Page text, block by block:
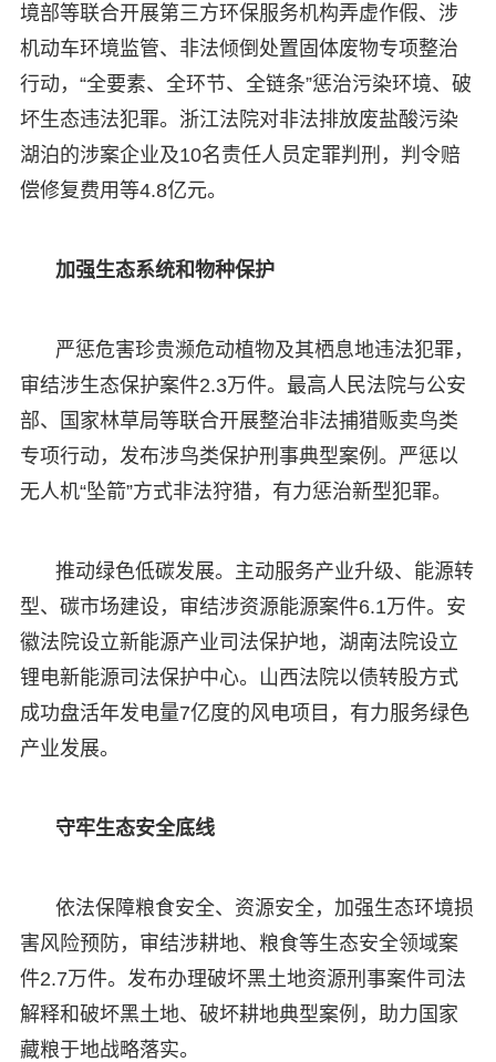
境部等联合开展第三方环保服务机构弄虚作假、涉
机动车环境监管、非法倾倒处置固体废物专项整治
行动，“全要素、全环节、全链条”惩治污染环境、破
坏生态违法犯罪。浙江法院对非法排放废盐酸污染
湖泊的涉案企业及10名责任人员定罪判刑，判令赔
偿修复费用等4.8亿元。
加强生态系统和物种保护
严惩危害珍贵濒危动植物及其栖息地违法犯罪，
审结涉生态保护案件2.3万件。最高人民法院与公安
部、国家林草局等联合开展整治非法捕猎贩卖鸟类
专项行动，发布涉鸟类保护刑事典型案例。严惩以
无人机“坠箭”方式非法狩猎，有力惩治新型犯罪。
推动绿色低碳发展。主动服务产业升级、能源转
型、碳市场建设，审结涉资源能源案件6.1万件。安
徽法院设立新能源产业司法保护地，湖南法院设立
锂电新能源司法保护中心。山西法院以债转股方式
成功盘活年发电量7亿度的风电项目，有力服务绿色
产业发展。
守牢生态安全底线
依法保障粮食安全、资源安全，加强生态环境损
害风险预防，审结涉耕地、粮食等生态安全领域案
件2.7万件。发布办理破坏黑土地资源刑事案件司法
解释和破坏黑土地、破坏耕地典型案例，助力国家
藏粮于地战略落实。